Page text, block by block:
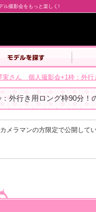
ル撮影会をもっと楽しく!
実さん 個人撮影会+1枠：外行
外行き用ロング枠90分！
メラマンの方限定で公開して